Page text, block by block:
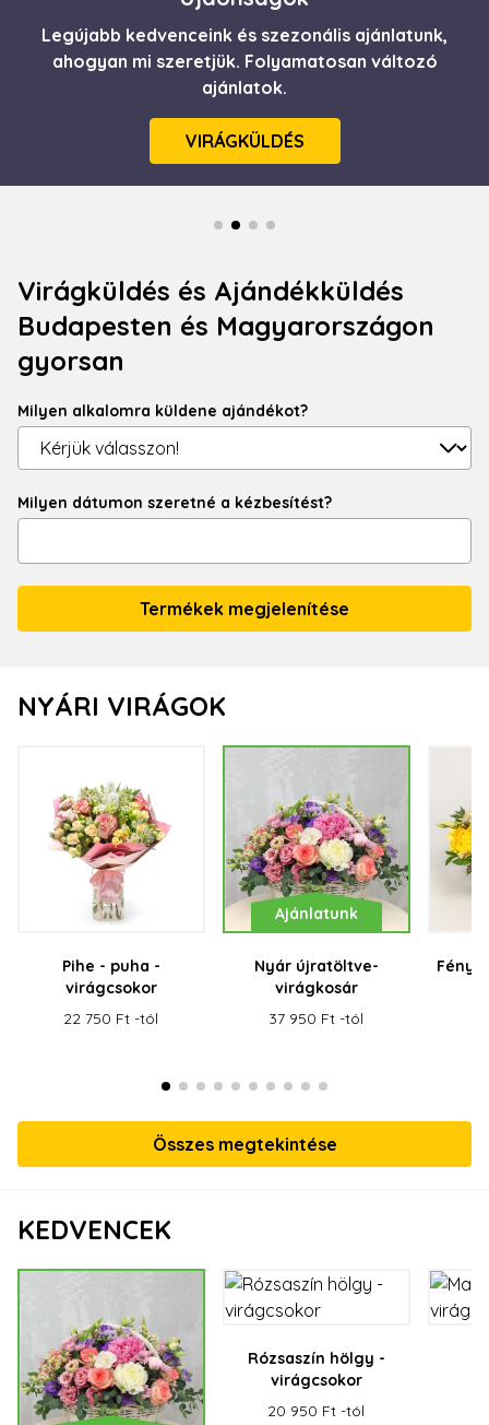
Itt a nyár! Frissesség, üdeség csokorba szedve.
Minőségi, gyors virágküldés egyenesen házhoz
szállítva.
RÉSZLETEK
Legújabb kedvenceink és szezonális ajánlatunk,
ahogyan mi szeretjük. Folyamatosan változó
ajánlatok.
VIRÁGKÜLDÉS
Különleges finomságok és ajándékcsomagok, a
különleges élményre és ízorgiára vágyó
ínyenceknek.
RÉSZLETEK
Virágküldés és Ajándékküldés
Budapesten és Magyarországon
gyorsan
Milyen alkalomra küldene ajándékot?
Milyen dátumon szeretné a kézbesítést?
NYÁRI VIRÁGOK
Pihe - puha -
virágcsokor
22 750 Ft -tól
Ajánlatunk
Nyár újratöltve-
virágkosár
37 950 Ft -tól
Összes megtekintése
KEDVENCEK
Rózsaszín hölgy -
virágcsokor
20 950 Ft -tól